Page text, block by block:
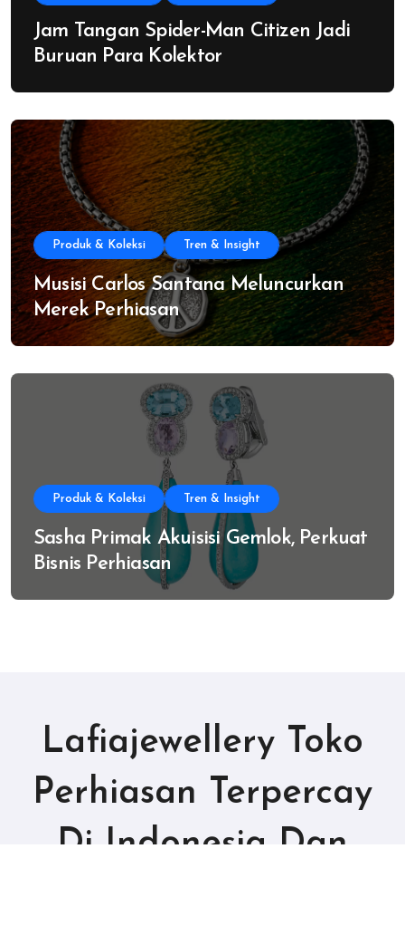
Jam Tangan Spider-Man Citizen Jadi
Buruan Para Kolektor
Produk & Koleksi Tren & Insight
Musisi Carlos Santana Meluncurkan
Merek Perhiasan
Produk & Koleksi Tren & Insight
Sasha Primak Akuisisi Gemlok, Perkuat
Bisnis Perhiasan
Lafiajewellery Toko
Perhiasan Terpercay
Di Indonesia Dan